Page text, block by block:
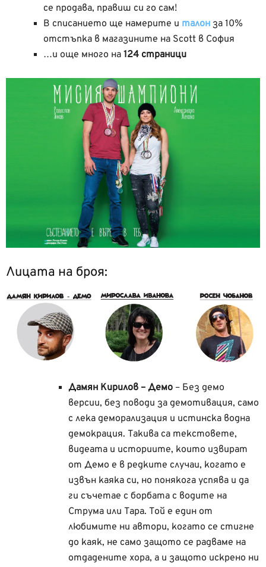
се продава, правиш си го сам!
В списанието ще намерите и талон за 10%
отстъпка в магазините на Scott в София
…и още много на 124 страници
Лицата на броя:
Дамян Кирилов – Демо – Без демо
версии, без поводи за демотивация, само
с лека деморализация и истинска водна
демокрация. Такива са текстовете,
видеата и историите, които извират
от Демо е в редките случаи, когато е
извън каяка си, но понякога успява и да
ги съчетае с борбата с водите на
Струма или Тара. Той е един от
любимите ни автори, когато се стигне
до каяк, не само защото се радваме на
отдадените хора, а и защото искрено ни